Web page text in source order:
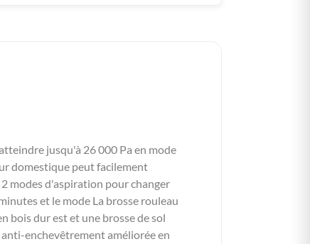
jusqu'à 26 000 Pa en mode
domestique peut facilement
modes d'aspiration pour changer
et le mode La brosse rouleau
bois dur est et une brosse de sol
enchevêtrement améliorée en